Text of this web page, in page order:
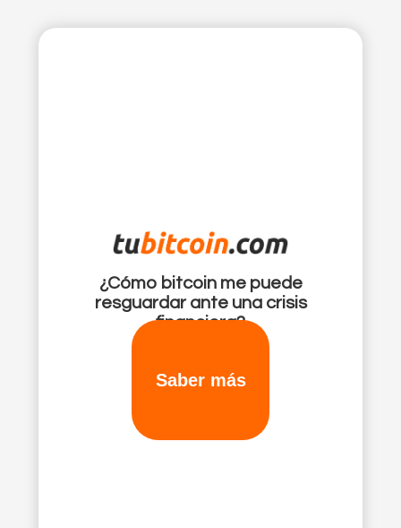
¿Cómo bitcoin me puede
resguardar ante una crisis
financiera?
Saber más